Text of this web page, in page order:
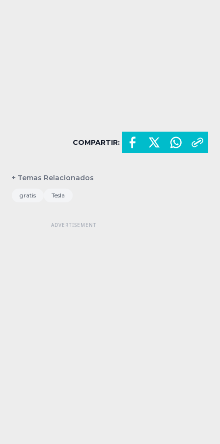
COMPARTIR:
+ Temas Relacionados
gratis Tesla